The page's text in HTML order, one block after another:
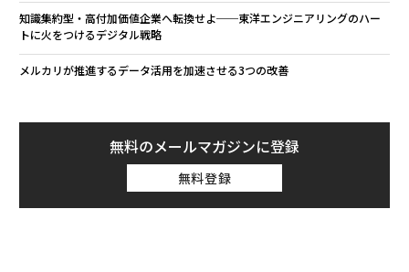
知識集約型・高付加価値企業へ転換せよ──東洋エンジニアリングのハー
トに火をつけるデジタル戦略
メルカリが推進するデータ活用を加速させる3つの改善
無料のメールマガジンに登録
無料登録